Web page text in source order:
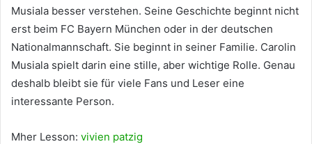
Musiala besser verstehen. Seine Geschichte beginnt nicht
erst beim FC Bayern München oder in der deutschen
Nationalmannschaft. Sie beginnt in seiner Familie. Carolin
Musiala spielt darin eine stille, aber wichtige Rolle. Genau
deshalb bleibt sie für viele Fans und Leser eine
interessante Person.
Mher Lesson: vivien patzig